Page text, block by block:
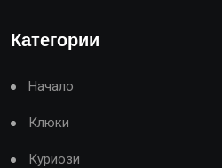
Категории
Начало
Клюки
Куриози